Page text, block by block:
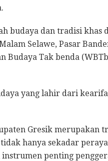
budaya dan tradisi khas
Selawe, Pasar
Budaya Tak benda
yang lahir dari
Gresik merupakan
hanya sekadar
penting